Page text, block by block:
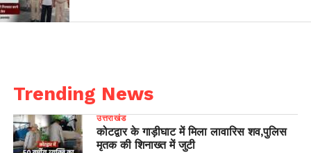
Trending News
उत्तराखंड
कोटद्वार के गाड़ीघाट में मिला लावारिस शव,पुलिस
मृतक की शिनाख्त में जुटी